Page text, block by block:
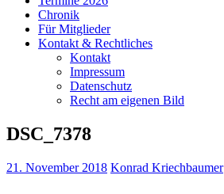
Chronik
Für Mitglieder
Kontakt & Rechtliches
Kontakt
Impressum
Datenschutz
Recht am eigenen Bild
DSC_7378
21. November 2018 Konrad Kriechbaumer